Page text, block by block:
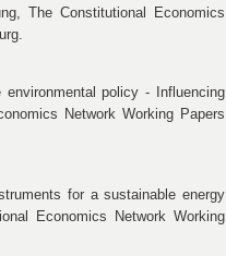
The Constitutional Economics
policy - Influencing
Network Working Papers
for a sustainable energy
Economics Network Working